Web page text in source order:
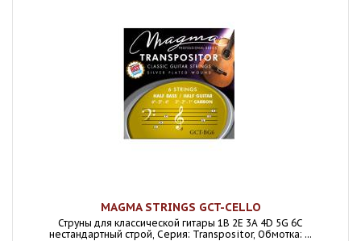
MAGMA STRINGS GCT-CELLO
Струны для классической гитары 1B 2E 3A 4D 5G 6C
нестандартный строй, Серия: Transpositor, Обмотка: ...